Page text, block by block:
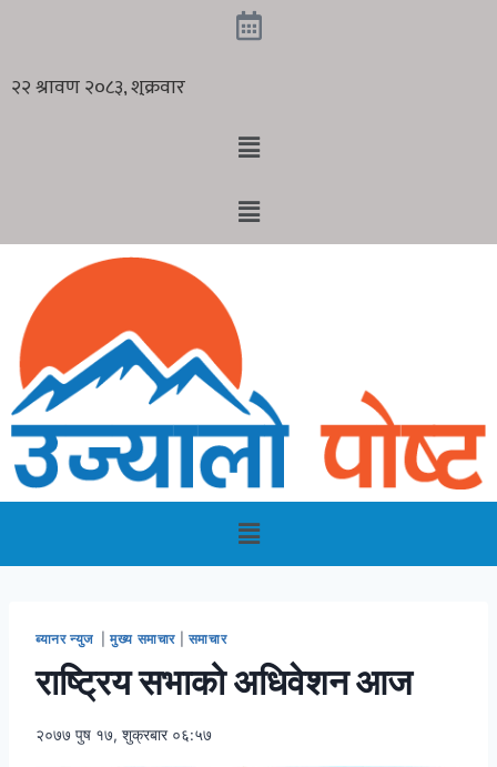
ब्यानर न्युज |मुख्य समाचार| समाचार
राष्ट्रिय सभाको अधिवेशन आज
२०७७ पुष १७, शुक्रबार ०६:५७